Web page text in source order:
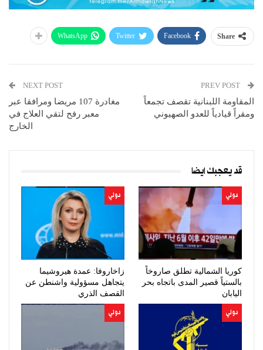
Share
Facebook
Twitter
WhatsApp
المقاومة اللبنانية تقصف تجمعاً
ومقراً قيادياً للعدو الصهيوني
NEXT POST
مغادرة 107 مريضا ومرافقا عبر
معبر رفح لتقي العلاج في
الخارج
قد يعجبك ايضا
دولي
كوريا الشمالية تطلق صاروخاً
بالستياً قصير المدى باتجاه بحر
اليابان
دولي
زاخاروفا: عمدة هيروشيما
يتجاهل مسؤولية واشنطن عن
القصف الذري
دولي دولي